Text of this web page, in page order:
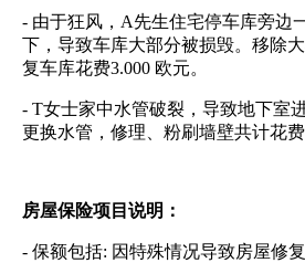
- 由于狂风，A先生住宅停车库旁边
下，导致车库大部分被损毁。移除
复车库花费3.000 欧元。
- T女士家中水管破裂，导致地下室
更换水管，修理、粉刷墙壁共计花费
房屋保险项目说明：
- 保额包括: 因特殊情况导致房屋修